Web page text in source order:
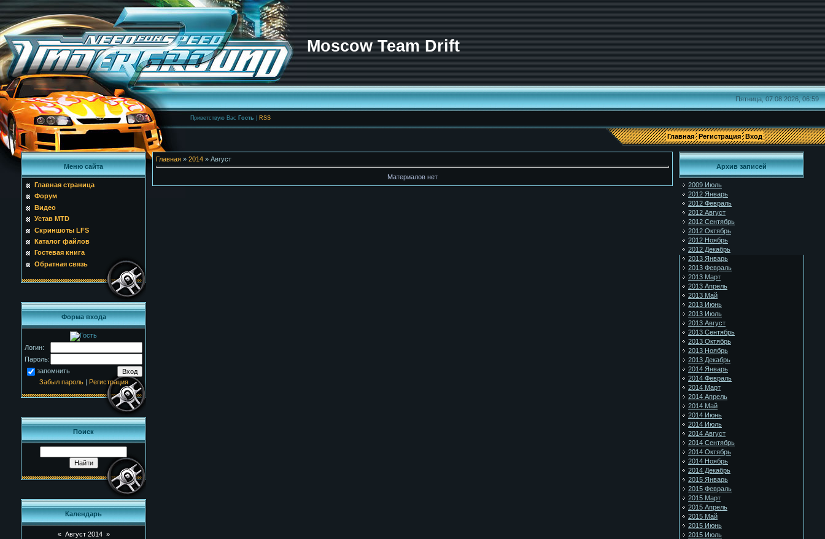
Moscow Team Drift
Пятница, 07.08.2026, 06:59
Приветствую Вас Гость RSS
Главная Регистрация Вход
Меню сайта
Главная страница
Форум
Видео
Устав MTD
Скриншоты LFS
Каталог файлов
Гостевая книга
Обратная связь
Форма входа
Логин:
Пароль:
запомнить
Забыл пароль| Регистрация
Поиск
Календарь
« Август 2014 »
Главная » 2014 » Август
Материалов нет
Архив записей
2009 Июль
2012 Январь
2012 Февраль
2012 Август
2012 Сентябрь
2012 Октябрь
2012 Ноябрь
2012 Декабрь
2013 Январь
2013 Февраль
2013 Март
2013 Апрель
2013 Май
2013 Июнь
2013 Июль
2013 Август
2013 Сентябрь
2013 Октябрь
2013 Ноябрь
2013 Декабрь
2014 Январь
2014 Февраль
2014 Март
2014 Апрель
2014 Май
2014 Июнь
2014 Июль
2014 Август
2014 Сентябрь
2014 Октябрь
2014 Ноябрь
2014 Декабрь
2015 Январь
2015 Февраль
2015 Март
2015 Апрель
2015 Май
2015 Июнь
2015 Июль